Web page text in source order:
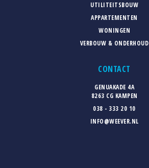
UTILITEITSBOUW
APPARTEMENTEN
WONINGEN
VERBOUW & ONDERHOUD
CONTACT
GENUAKADE 4A
8263 CG KAMPEN
038 - 333 20 10
INFO@WEEVER.NL